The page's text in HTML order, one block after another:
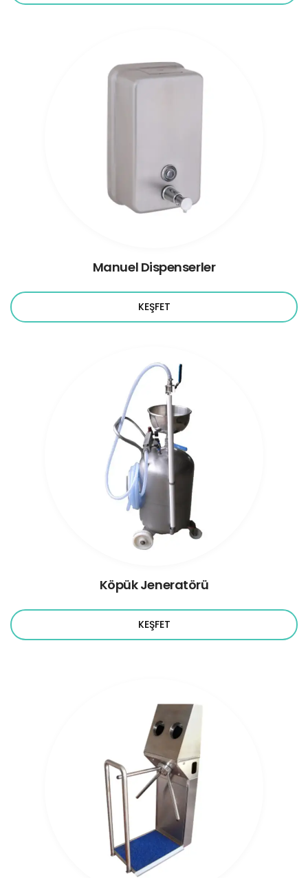
Manuel Dispenserler
KEŞFET
Köpük Jeneratörü
KEŞFET